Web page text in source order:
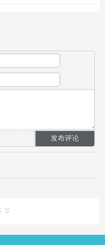
的选择。它能够为您的电动